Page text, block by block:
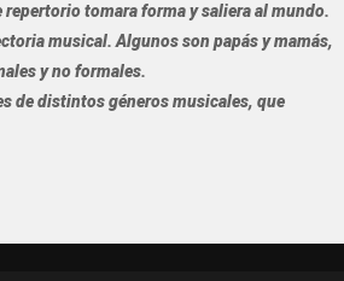
repertorio tomara forma y saliera al mundo.
musical. Algunos son papás y mamás,
y no formales.
de distintos géneros musicales, que